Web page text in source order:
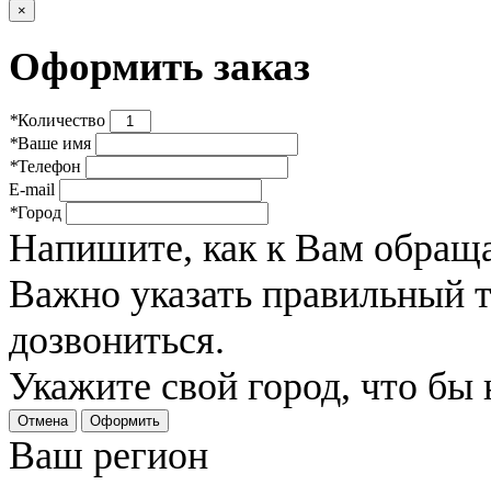
×
Оформить заказ
*Количество
*Ваше имя
*Телефон
E-mail
*Город
Напишите, как к Вам
Важно указать
дозвониться.
Укажите свой город, что
Отмена Оформить
Ваш регион